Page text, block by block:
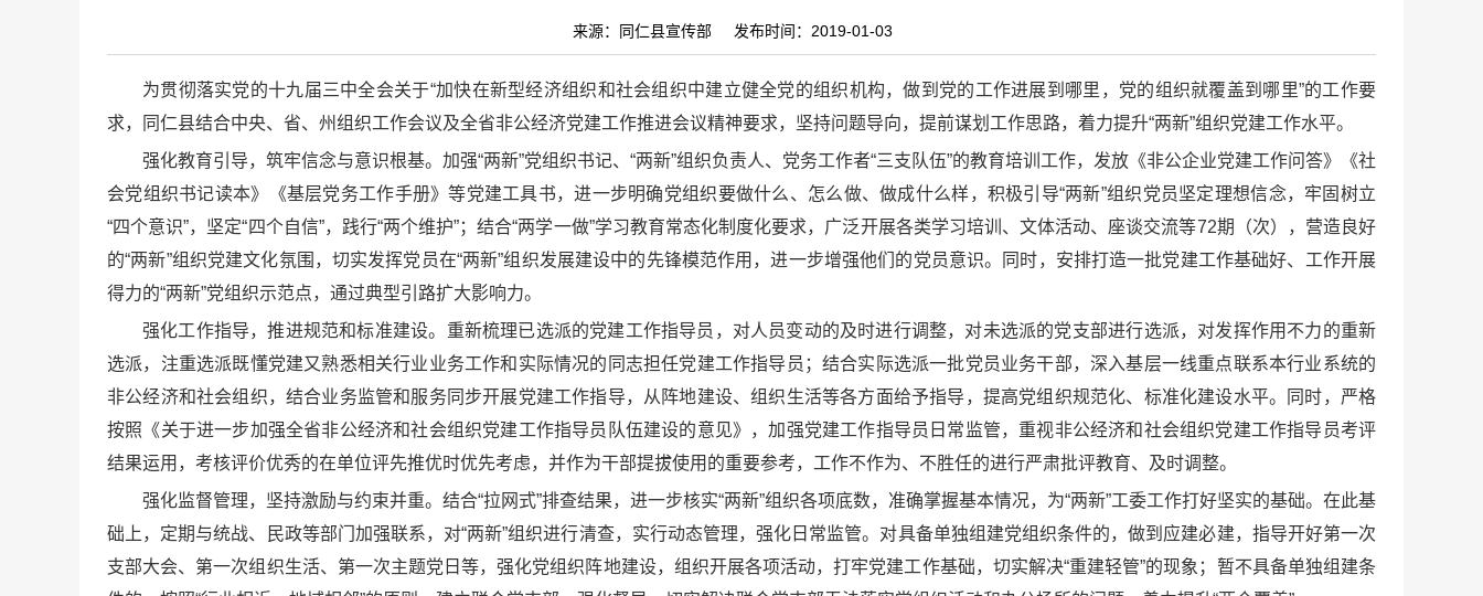
来源：同仁县宣传部 发布时间：2019-01-03
为贯彻落实党的十九届三中全会关于“加快在新型经济组织和社会组织中建立健全党的组织机构，做到党的工作进展到哪里，党的组织就覆盖到哪里”的工作要
求，同仁县结合中央、省、州组织工作会议及全省非公经济党建工作推进会议精神要求，坚持问题导向，提前谋划工作思路，着力提升“两新”组织党建工作水平。
强化教育引导，筑牢信念与意识根基。加强“两新”党组织书记、“两新”组织负责人、党务工作者“三支队伍”的教育培训工作，发放《非公企业党建工作问答》《社
会党组织书记读本》《基层党务工作手册》等党建工具书，进一步明确党组织要做什么、怎么做、做成什么样，积极引导“两新”组织党员坚定理想信念，牢固树立
“四个意识”，坚定“四个自信”，践行“两个维护”；结合“两学一做”学习教育常态化制度化要求，广泛开展各类学习培训、文体活动、座谈交流等72期（次），营造良好
的“两新”组织党建文化氛围，切实发挥党员在“两新”组织发展建设中的先锋模范作用，进一步增强他们的党员意识。同时，安排打造一批党建工作基础好、工作开展
得力的“两新”党组织示范点，通过典型引路扩大影响力。
强化工作指导，推进规范和标准建设。重新梳理已选派的党建工作指导员，对人员变动的及时进行调整，对未选派的党支部进行选派，对发挥作用不力的重新
选派，注重选派既懂党建又熟悉相关行业业务工作和实际情况的同志担任党建工作指导员；结合实际选派一批党员业务干部，深入基层一线重点联系本行业系统的
非公经济和社会组织，结合业务监管和服务同步开展党建工作指导，从阵地建设、组织生活等各方面给予指导，提高党组织规范化、标准化建设水平。同时，严格
按照《关于进一步加强全省非公经济和社会组织党建工作指导员队伍建设的意见》，加强党建工作指导员日常监管，重视非公经济和社会组织党建工作指导员考评
结果运用，考核评价优秀的在单位评先推优时优先考虑，并作为干部提拔使用的重要参考，工作不作为、不胜任的进行严肃批评教育、及时调整。
强化监督管理，坚持激励与约束并重。结合“拉网式”排查结果，进一步核实“两新”组织各项底数，准确掌握基本情况，为“两新”工委工作打好坚实的基础。在此基
础上，定期与统战、民政等部门加强联系，对“两新”组织进行清查，实行动态管理，强化日常监管。对具备单独组建党组织条件的，做到应建必建，指导开好第一次
支部大会、第一次组织生活、第一次主题党日等，强化党组织阵地建设，组织开展各项活动，打牢党建工作基础，切实解决“重建轻管”的现象；暂不具备单独组建条